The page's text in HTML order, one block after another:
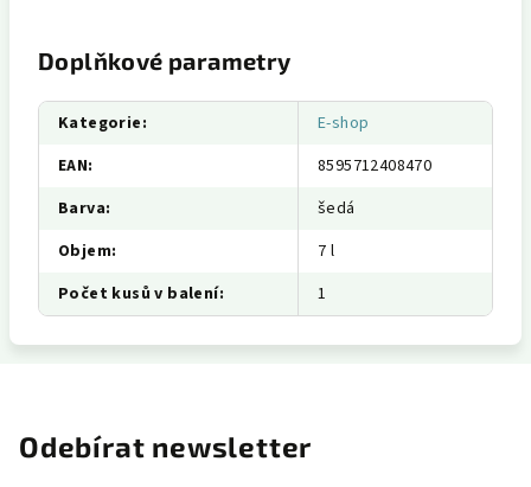
Doplňkové parametry
Kategorie:
E-shop
EAN:
8595712408470
Barva:
šedá
Objem:
7 l
Počet kusů v balení: 1
Odebírat newsletter